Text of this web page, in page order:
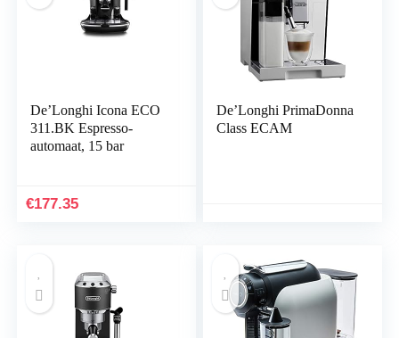
De’Longhi Icona ECO
311.BK Espresso-
automaat, 15 bar
€177.35
De’Longhi PrimaDonna
Class ECAM